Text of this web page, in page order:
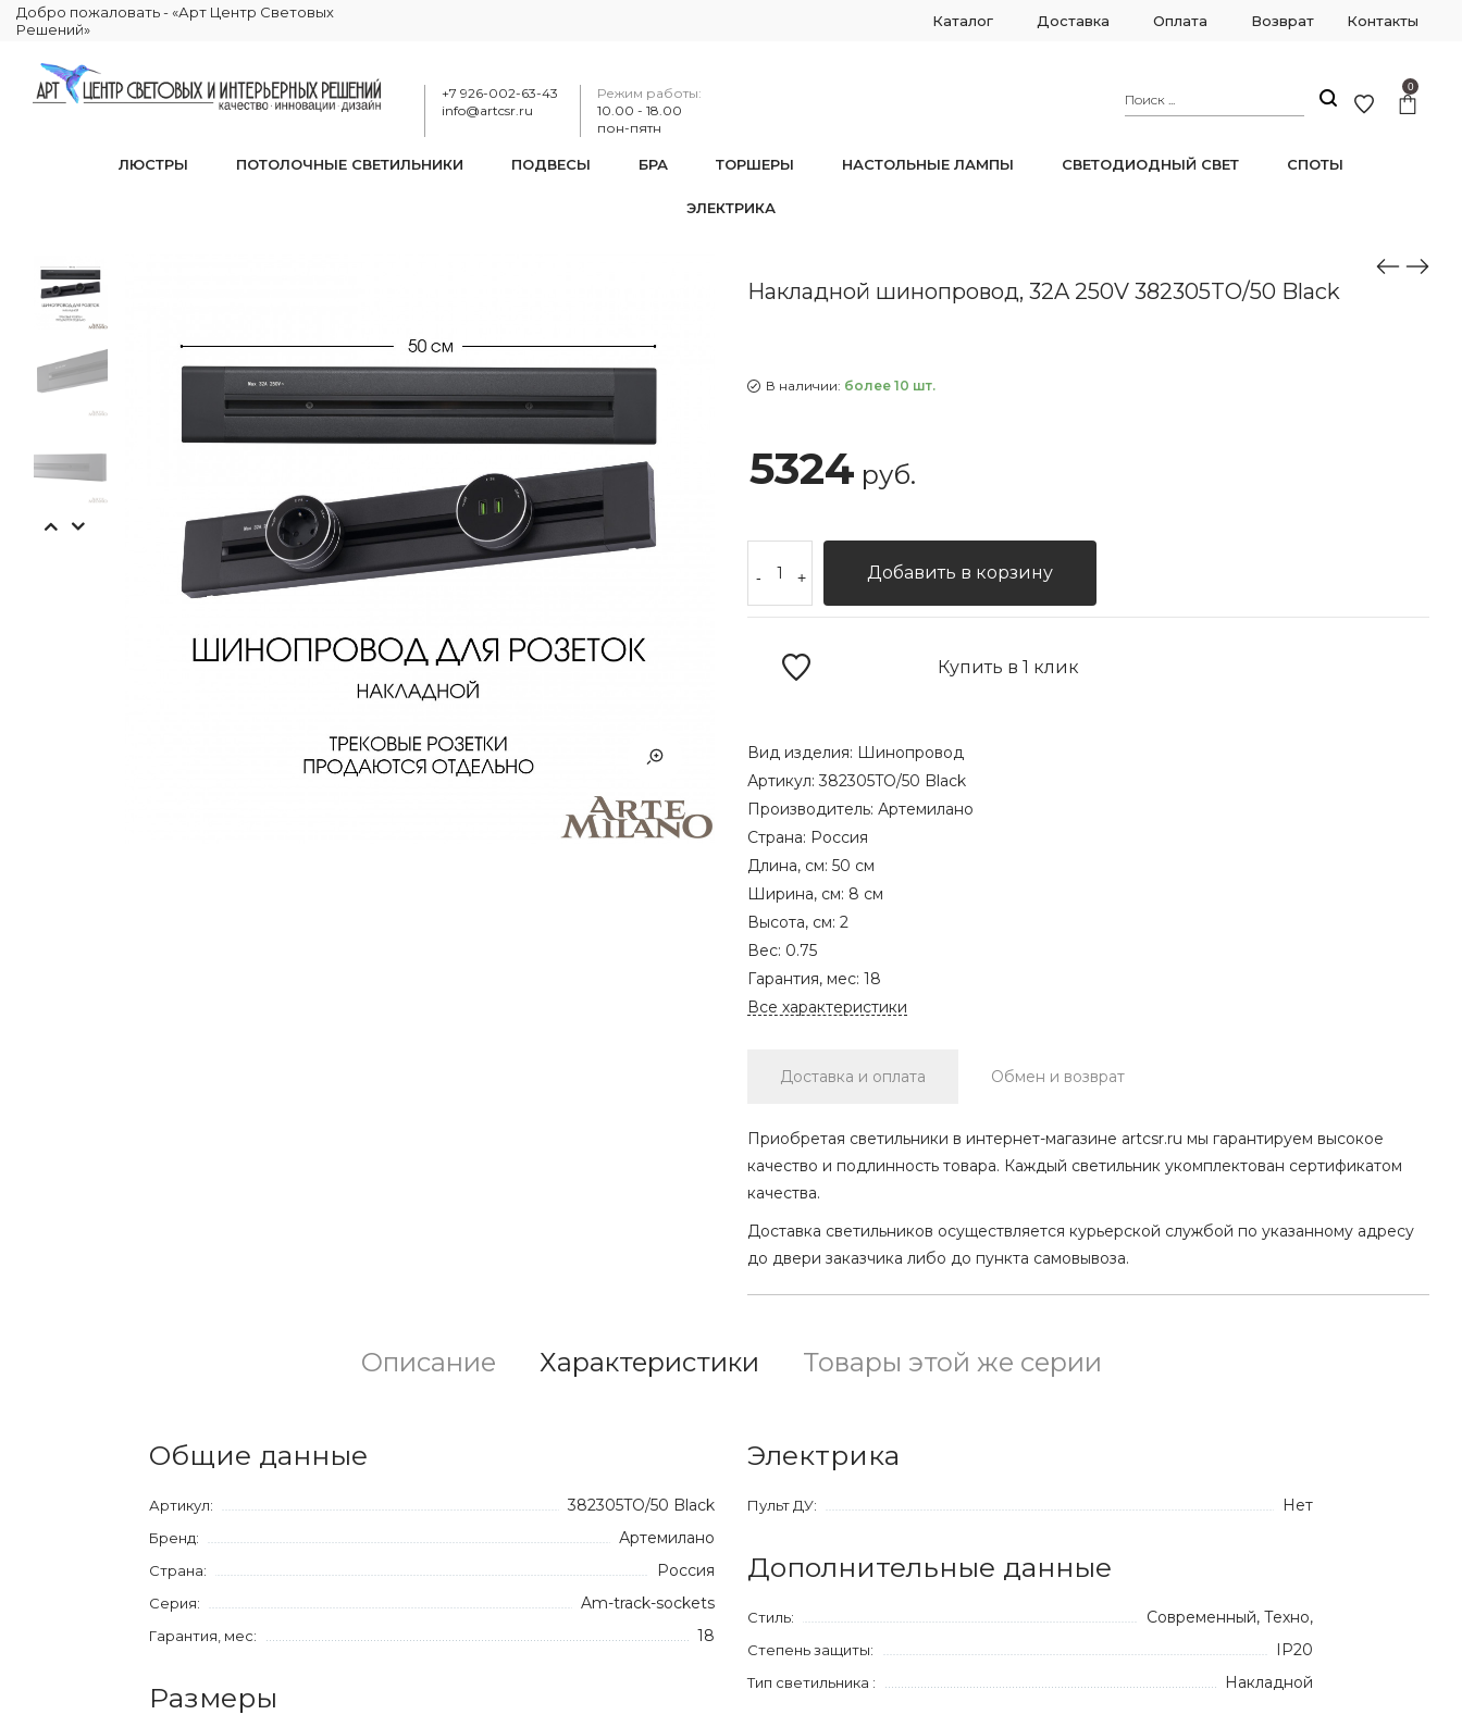
Добро пожаловать - «Арт Центр Световых
Решений»
Каталог Доставка Оплата Возврат Контакты
+7 926-002-63-43
info@artcsr.ru
Режим работы:
10.00 - 18.00
пон-пятн
0
ЛЮСТРЫ ПОТОЛОЧНЫЕ СВЕТИЛЬНИКИ ПОДВЕСЫ БРА ТОРШЕРЫ НАСТОЛЬНЫЕ ЛАМПЫ СВЕТОДИОДНЫЙ СВЕТ СПОТЫ
ЭЛЕКТРИКА
Накладной шинопровод, 32A 250V 382305TO/50 Black
В наличии: более 10 шт.
5324 руб.
- + Добавить в корзину
Купить в 1 клик
Вид изделия: Шинопровод
Артикул:382305TO/50 Black
Производитель: Артемилано
Страна: Россия
Длина, см: 50 см
Ширина, см: 8 см
Высота, см: 2
Вес: 0.75
Гарантия, мес: 18
Все характеристики
Доставка и оплата Обмен и возврат
Приобретая светильники в интернет-магазине artcsr.ru мы гарантируем высокое
качество и подлинность товара. Каждый светильник укомплектован сертификатом
качества.
Доставка светильников осуществляется курьерской службой по указанному адресу
до двери заказчика либо до пункта самовывоза.
Описание Характеристики Товары этой же серии
Общие данные
Артикул: 382305TO/50 Black
Бренд: Артемилано
Страна: Россия
Серия: Am-track-sockets
Гарантия, мес: 18
Размеры
Электрика
Пульт ДУ: Нет
Дополнительные данные
Стиль: Современный, Техно,
Степень защиты: IP20
Тип светильника : Накладной